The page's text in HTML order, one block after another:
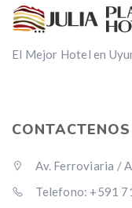
El Mejor Hotel en
CONTACTENOS
Av. Ferroviaria /
Telefono: +591